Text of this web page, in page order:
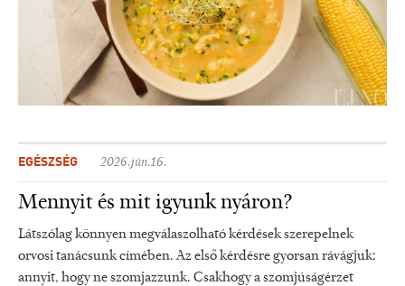
EGÉSZSÉG 2026.jún.16.
Mennyit és mit igyunk nyáron?
Látszólag könnyen megválaszolható kérdések szerepelnek
orvosi tanácsunk címében. Az első kérdésre gyorsan rávágjuk:
annyit, hogy ne szomjazzunk. Csakhogy a szomjúságérzet